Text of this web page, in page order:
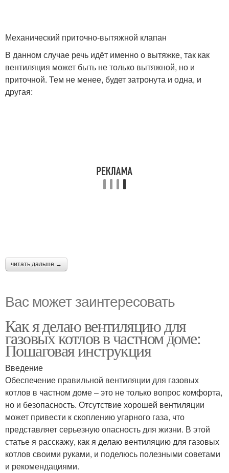
Механический приточно-вытяжной клапан
В данном случае речь идёт именно о вытяжке, так как
вентиляция может быть не только вытяжной, но и
приточной. Тем не менее, будет затронута и одна, и
другая:
читать дальше →
Вас может заинтересовать
Как я делаю вентиляцию для
газовых котлов в частном доме:
Пошаговая инструкция
Введение
Обеспечение правильной вентиляции для газовых
котлов в частном доме – это не только вопрос комфорта,
но и безопасность. Отсутствие хорошей вентиляции
может привести к скоплению угарного газа, что
представляет серьезную опасность для жизни. В этой
статье я расскажу, как я делаю вентиляцию для газовых
котлов своими руками, и поделюсь полезными советами
и рекомендациями.